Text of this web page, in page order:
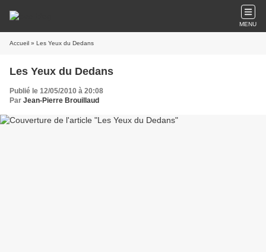
MENU
Accueil » Les Yeux du Dedans
Les Yeux du Dedans
Publié le 12/05/2010 à 20:08
Par Jean-Pierre Brouillaud